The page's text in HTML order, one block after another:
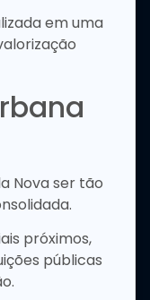
em uma
Nova ser tão
próximos,
públicas